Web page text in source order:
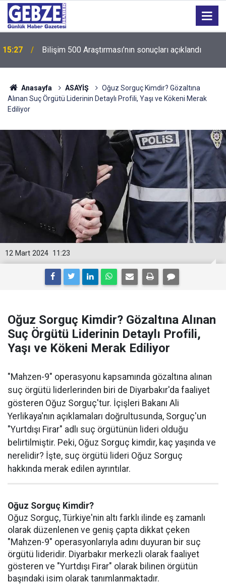
15:27 Bilişim 500 Araştırması’nın sonuçları açıklandı
Anasayfa ASAYİŞ
Oğuz Sorguç Kimdir? Gözaltına
Alınan Suç Örgütü Liderinin Detaylı Profili, Yaşı ve Kökeni Merak
Ediliyor
11:23
12 Mart 2024
Oğuz Sorguç Kimdir? Gözaltına Alınan
Suç Örgütü Liderinin Detaylı Profili,
Yaşı ve Kökeni Merak Ediliyor
"Mahzen-9" operasyonu kapsamında gözaltına alınan
suç örgütü liderlerinden biri de Diyarbakır'da faaliyet
gösteren Oğuz Sorguç'tur. İçişleri Bakanı Ali
Yerlikaya'nın açıklamaları doğrultusunda, Sorguç'un
"Yurtdışı Firar" adlı suç örgütünün lideri olduğu
belirtilmiştir. Peki, Oğuz Sorguç kimdir, kaç yaşında ve
nerelidir? İşte, suç örgütü lideri Oğuz Sorguç
hakkında merak edilen ayrıntılar.
Oğuz Sorguç Kimdir?
Oğuz Sorguç, Türkiye'nin altı farklı ilinde eş zamanlı
olarak düzenlenen ve geniş çapta dikkat çeken
"Mahzen-9" operasyonlarıyla adını duyuran bir suç
örgütü lideridir. Diyarbakır merkezli olarak faaliyet
gösteren ve "Yurtdışı Firar" olarak bilinen örgütün
başındaki isim olarak tanımlanmaktadır.